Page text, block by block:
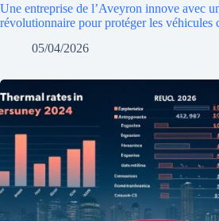
Une entreprise de l’Aveyron innove avec
révolutionnaire pour protéger les véhicules
05/04/2026